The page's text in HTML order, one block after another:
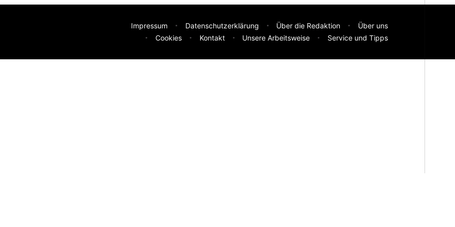
Impressum Datenschutzerklärung Über die Redaktion
Über uns
Cookies
Kontakt Unsere Arbeitsweise Service und Tipps